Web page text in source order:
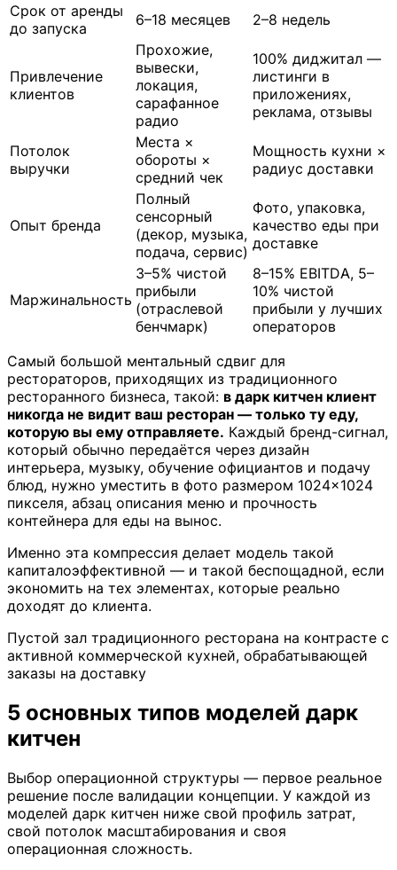
Срок от аренды
до запуска
6–18 месяцев 2–8 недель
Привлечение
клиентов
Прохожие,
вывески,
локация,
сарафанное
радио
100% диджитал —
листинги в
приложениях,
реклама, отзывы
Потолок
выручки
Места ×
обороты ×
средний чек
Мощность кухни ×
радиус доставки
Опыт бренда
Полный
сенсорный
(декор, музыка,
подача, сервис)
Фото, упаковка,
качество еды при
доставке
Маржинальность
3–5% чистой
прибыли
(отраслевой
бенчмарк)
8–15% EBITDA, 5–
10% чистой
прибыли у лучших
операторов
Самый большой ментальный сдвиг для
рестораторов, приходящих из традиционного
ресторанного бизнеса, такой: в дарк китчен клиент
никогда не видит ваш ресторан — только ту еду,
которую вы ему отправляете. Каждый бренд-сигнал,
который обычно передаётся через дизайн
интерьера, музыку, обучение официантов и подачу
блюд, нужно уместить в фото размером 1024×1024
пикселя, абзац описания меню и прочность
контейнера для еды на вынос.
Именно эта компрессия делает модель такой
капиталоэффективной — и такой беспощадной, если
экономить на тех элементах, которые реально
доходят до клиента.
Пустой зал традиционного ресторана на контрасте с
активной коммерческой кухней, обрабатывающей
заказы на доставку
5 основных типов моделей дарк
китчен
Выбор операционной структуры — первое реальное
решение после валидации концепции. У каждой из
моделей дарк китчен ниже свой профиль затрат,
свой потолок масштабирования и своя
операционная сложность.